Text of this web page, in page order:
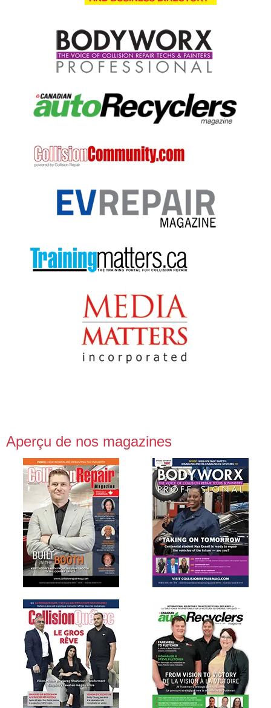
Aperçu de nos magazines